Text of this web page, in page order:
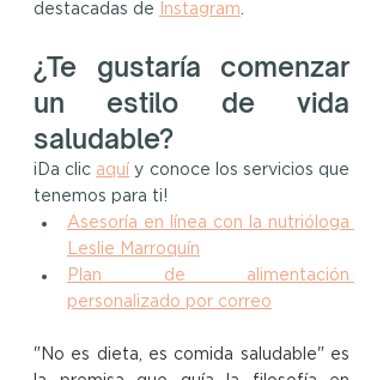
destacadas de
Instagram.
¿Te gustaría comenzar
un estilo de vida
saludable?
¡Da clic aquí y conoce los servicios que
tenemos para ti!
Asesoría en línea con la nutrióloga
Leslie Marroquín
Plan de alimentación
personalizado por correo
"No es dieta, es comida saludable" es